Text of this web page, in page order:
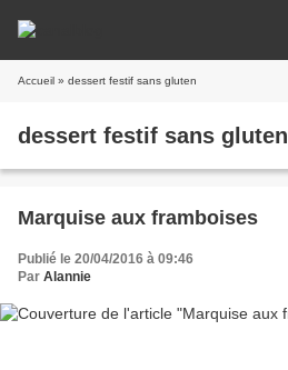
Accueil » dessert festif sans gluten
dessert festif sans gluten
Marquise aux framboises
Publié le 20/04/2016 à 09:46
Par Alannie